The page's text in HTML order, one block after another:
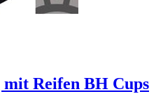
mit Reifen BH Cups